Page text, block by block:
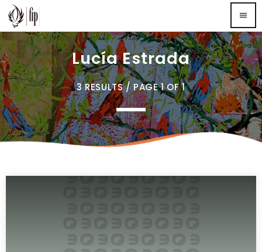
menu
TOP READING
Sorry, there is nothing for the moment.
MOST UPVOTED
Lucía Estrada
3 RESULTS / PAGE 1 OF 1